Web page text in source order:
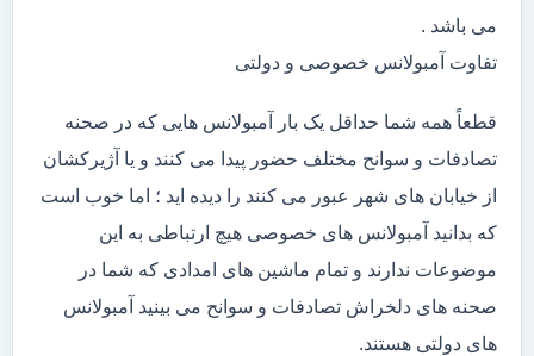
می باشد .
تفاوت آمبولانس خصوصی و دولتی
قطعاً همه شما حداقل یک بار آمبولانس هایی که در صحنه
تصادفات و سوانح مختلف حضور پیدا می کنند و یا آژیرکشان
از خیابان های شهر عبور می کنند را دیده اید ؛ اما خوب است
که بدانید آمبولانس های خصوصی هیچ ارتباطی به این
موضوعات ندارند و تمام ماشین های امدادی که شما در
صحنه های دلخراش تصادفات و سوانح می بینید آمبولانس
های دولتی هستند.